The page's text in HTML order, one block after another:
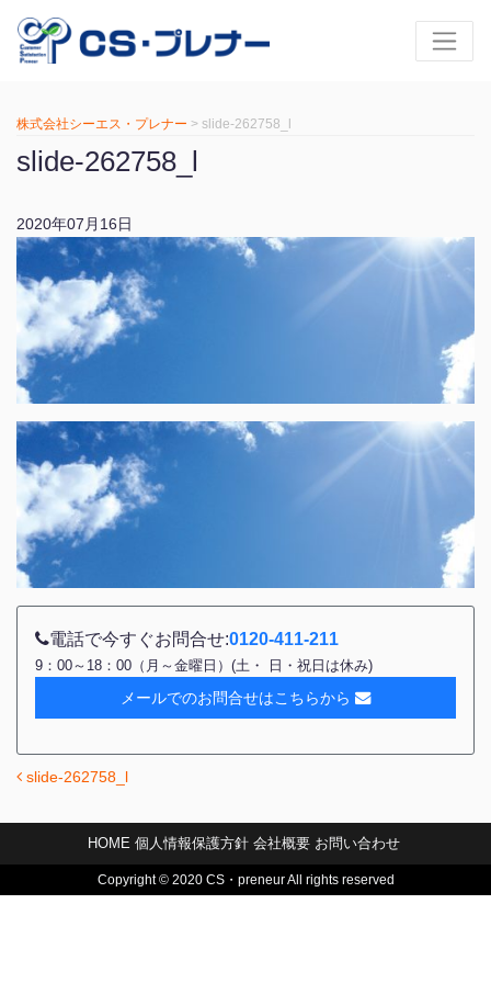
株式会社シーエス・プレナー > slide-262758_l
slide-262758_l
2020年07月16日
電話で今すぐお問合せ:0120-411-211
9：00～18：00（月～金曜日）(土・ 日・祝日は休み)
メールでのお問合せはこちらから
投稿ナビゲーション
slide-262758_l
HOME 個人情報保護方針 会社概要 お問い合わせ
Copyright © 2020 CS・preneur All rights reserved